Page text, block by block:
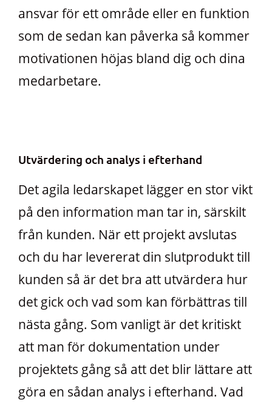
ansvar för ett område eller en funktion
som de sedan kan påverka så kommer
motivationen höjas bland dig och dina
medarbetare.
Utvärdering och analys i efterhand
Det agila ledarskapet lägger en stor vikt
på den information man tar in, särskilt
från kunden. När ett projekt avslutas
och du har levererat din slutprodukt till
kunden så är det bra att utvärdera hur
det gick och vad som kan förbättras till
nästa gång. Som vanligt är det kritiskt
att man för dokumentation under
projektets gång så att det blir lättare att
göra en sådan analys i efterhand. Vad